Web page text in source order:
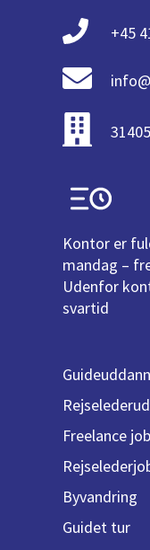
+45
Kontor er
mandag –
Udenfor
svartid
Freelance job
Byvandring
Guidet tur